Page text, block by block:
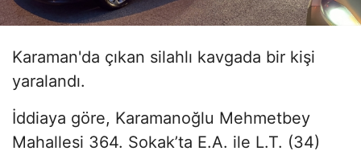
Karaman'da çıkan silahlı kavgada bir kişi
yaralandı.
İddiaya göre, Karamanoğlu Mehmetbey
Mahallesi 364. Sokak’ta E.A. ile L.T. (34)